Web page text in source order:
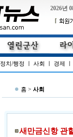
2026년
정치/행정 사회 경제
홈 > 사회
새만금신항 관